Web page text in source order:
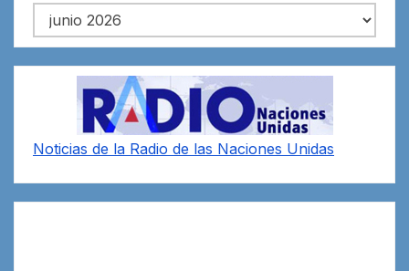
Archivos
Noticias de la Radio de las Naciones Unidas